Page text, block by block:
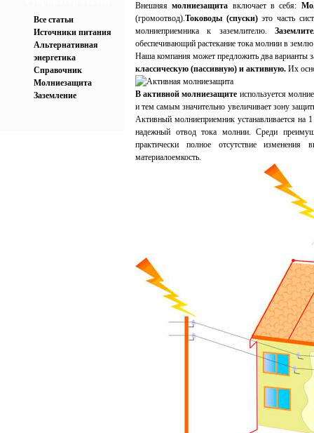
Все статьи
Источники питания
Альтернативная
энергетика
Справочник
Молниезащита
Заземление
Внешняямолниезащита включает в себя:
(громоотвод).Тоководы (спуски)это часть
молниеприемника к заземлителю.
обеспечивающий растекание тока молнии в
Наша компания может предложить два варианты
классическую (пассивную) и активную. Их
В активной молниезащите используется
и тем самым значительно увеличивает зону
Активный молниеприемник устанавливается на
надежный отвод тока молнии. Среди
практически полное отсутствие
материалоемкость.